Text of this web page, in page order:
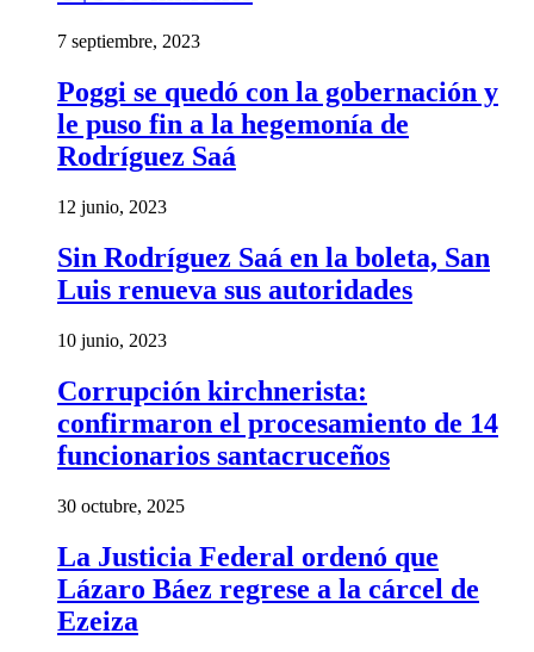
7 septiembre, 2023
Poggi se quedó con la gobernación y
le puso fin a la hegemonía de
Rodríguez Saá
12 junio, 2023
Sin Rodríguez Saá en la boleta, San
Luis renueva sus autoridades
10 junio, 2023
Corrupción kirchnerista:
confirmaron el procesamiento de 14
funcionarios santacruceños
30 octubre, 2025
La Justicia Federal ordenó que
Lázaro Báez regrese a la cárcel de
Ezeiza